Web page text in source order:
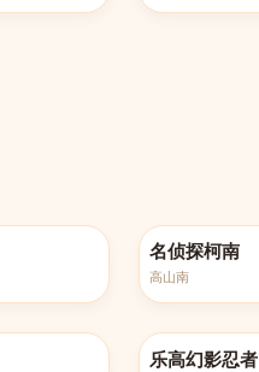
名侦探柯南
高山南
乐高幻影忍者